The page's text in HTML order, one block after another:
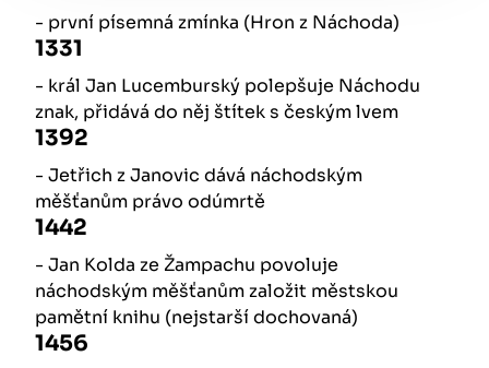
- první písemná zmínka (Hron z Náchoda)
1331
- král Jan Lucemburský polepšuje Náchodu
znak, přidává do něj štítek s českým lvem
1392
- Jetřich z Janovic dává náchodským
měšťanům právo odúmrtě
1442
- Jan Kolda ze Žampachu povoluje
náchodským měšťanům založit městskou
pamětní knihu (nejstarší dochovaná)
1456